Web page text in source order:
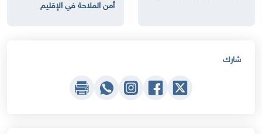
أمن الملاحة في الإقليم
شارك